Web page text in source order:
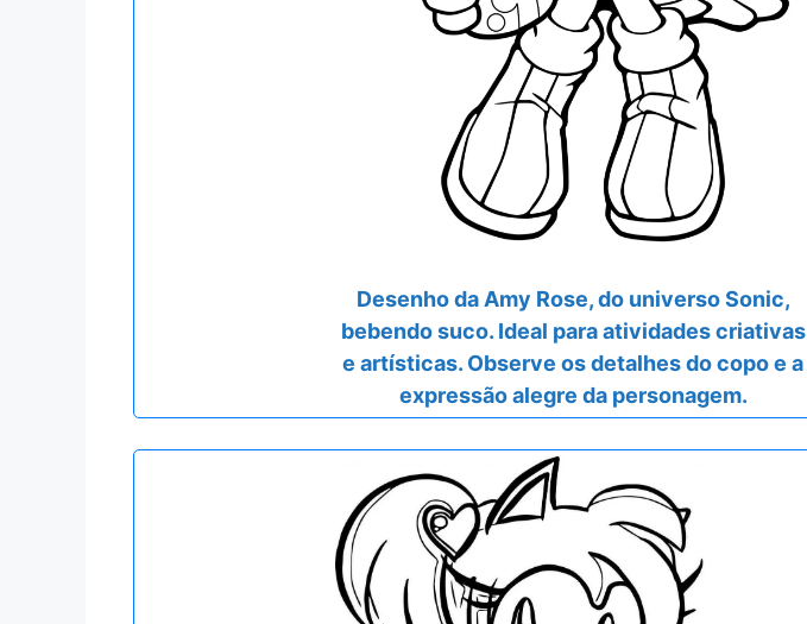
Desenho da Amy Rose, do universo Sonic,
bebendo suco. Ideal para atividades criativas
e artísticas. Observe os detalhes do copo e a
expressão alegre da personagem.